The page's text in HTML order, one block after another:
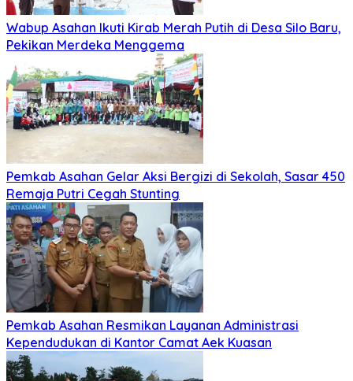
Wabup Asahan Ikuti Kirab Merah Putih di Desa Silo Baru,
Pekikan Merdeka Menggema
Pemkab Asahan Gelar Aksi Bergizi di Sekolah, Sasar 450
Remaja Putri Cegah Stunting
Pemkab Asahan Resmikan Layanan Administrasi
Kependudukan di Kantor Camat Aek Kuasan